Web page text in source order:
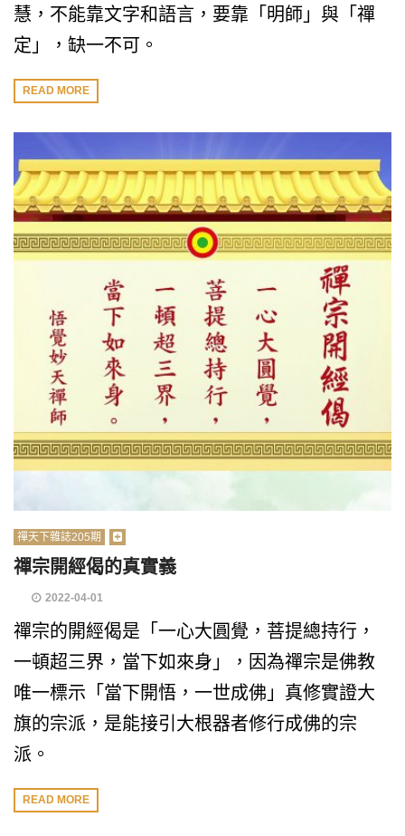
慧，不能靠文字和語言，要靠「明師」與「禪
定」，缺一不可。
READ MORE
禪天下雜誌205期
禪宗開經偈的真實義
2022-04-01
禪宗的開經偈是「一心大圓覺，菩提總持行，
一頓超三界，當下如來身」，因為禪宗是佛教
唯一標示「當下開悟，一世成佛」真修實證大
旗的宗派，是能接引大根器者修行成佛的宗
派。
READ MORE